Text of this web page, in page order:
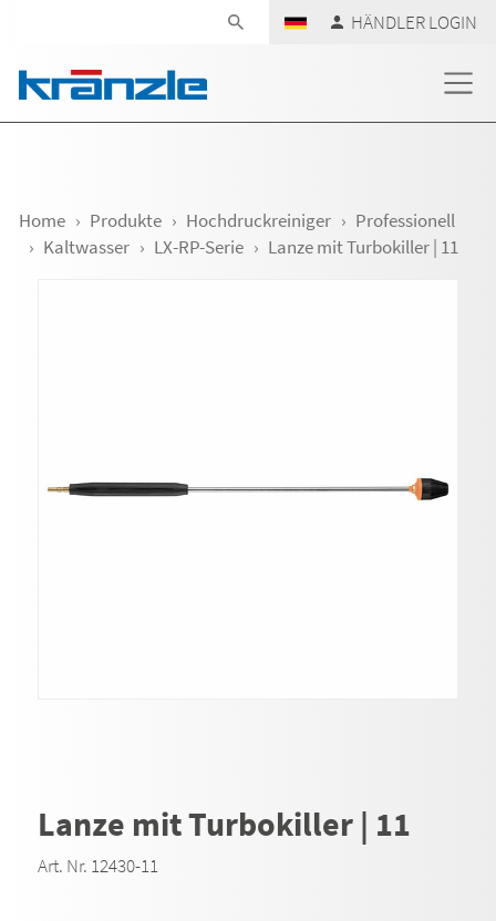
HÄNDLER LOGIN
Home Produkte Hochdruckreiniger
Professionell
Kaltwasser
LX-RP-Serie Lanze mit Turbokiller | 11
Lanze mit Turbokiller | 11
Art. Nr. 12430-11